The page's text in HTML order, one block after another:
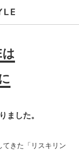
ました。
てきた「リスキリン